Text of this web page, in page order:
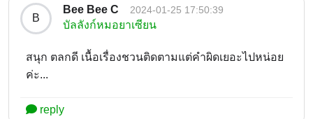
B
Bee Bee C 2024-01-25 17:50:39
บัลลังก์หมอยาเซียน
สนุก ตลกดี เนื้อเรื่องชวนติดตามแต่คำผิดเยอะไปหน่อย
ค่ะ...
reply